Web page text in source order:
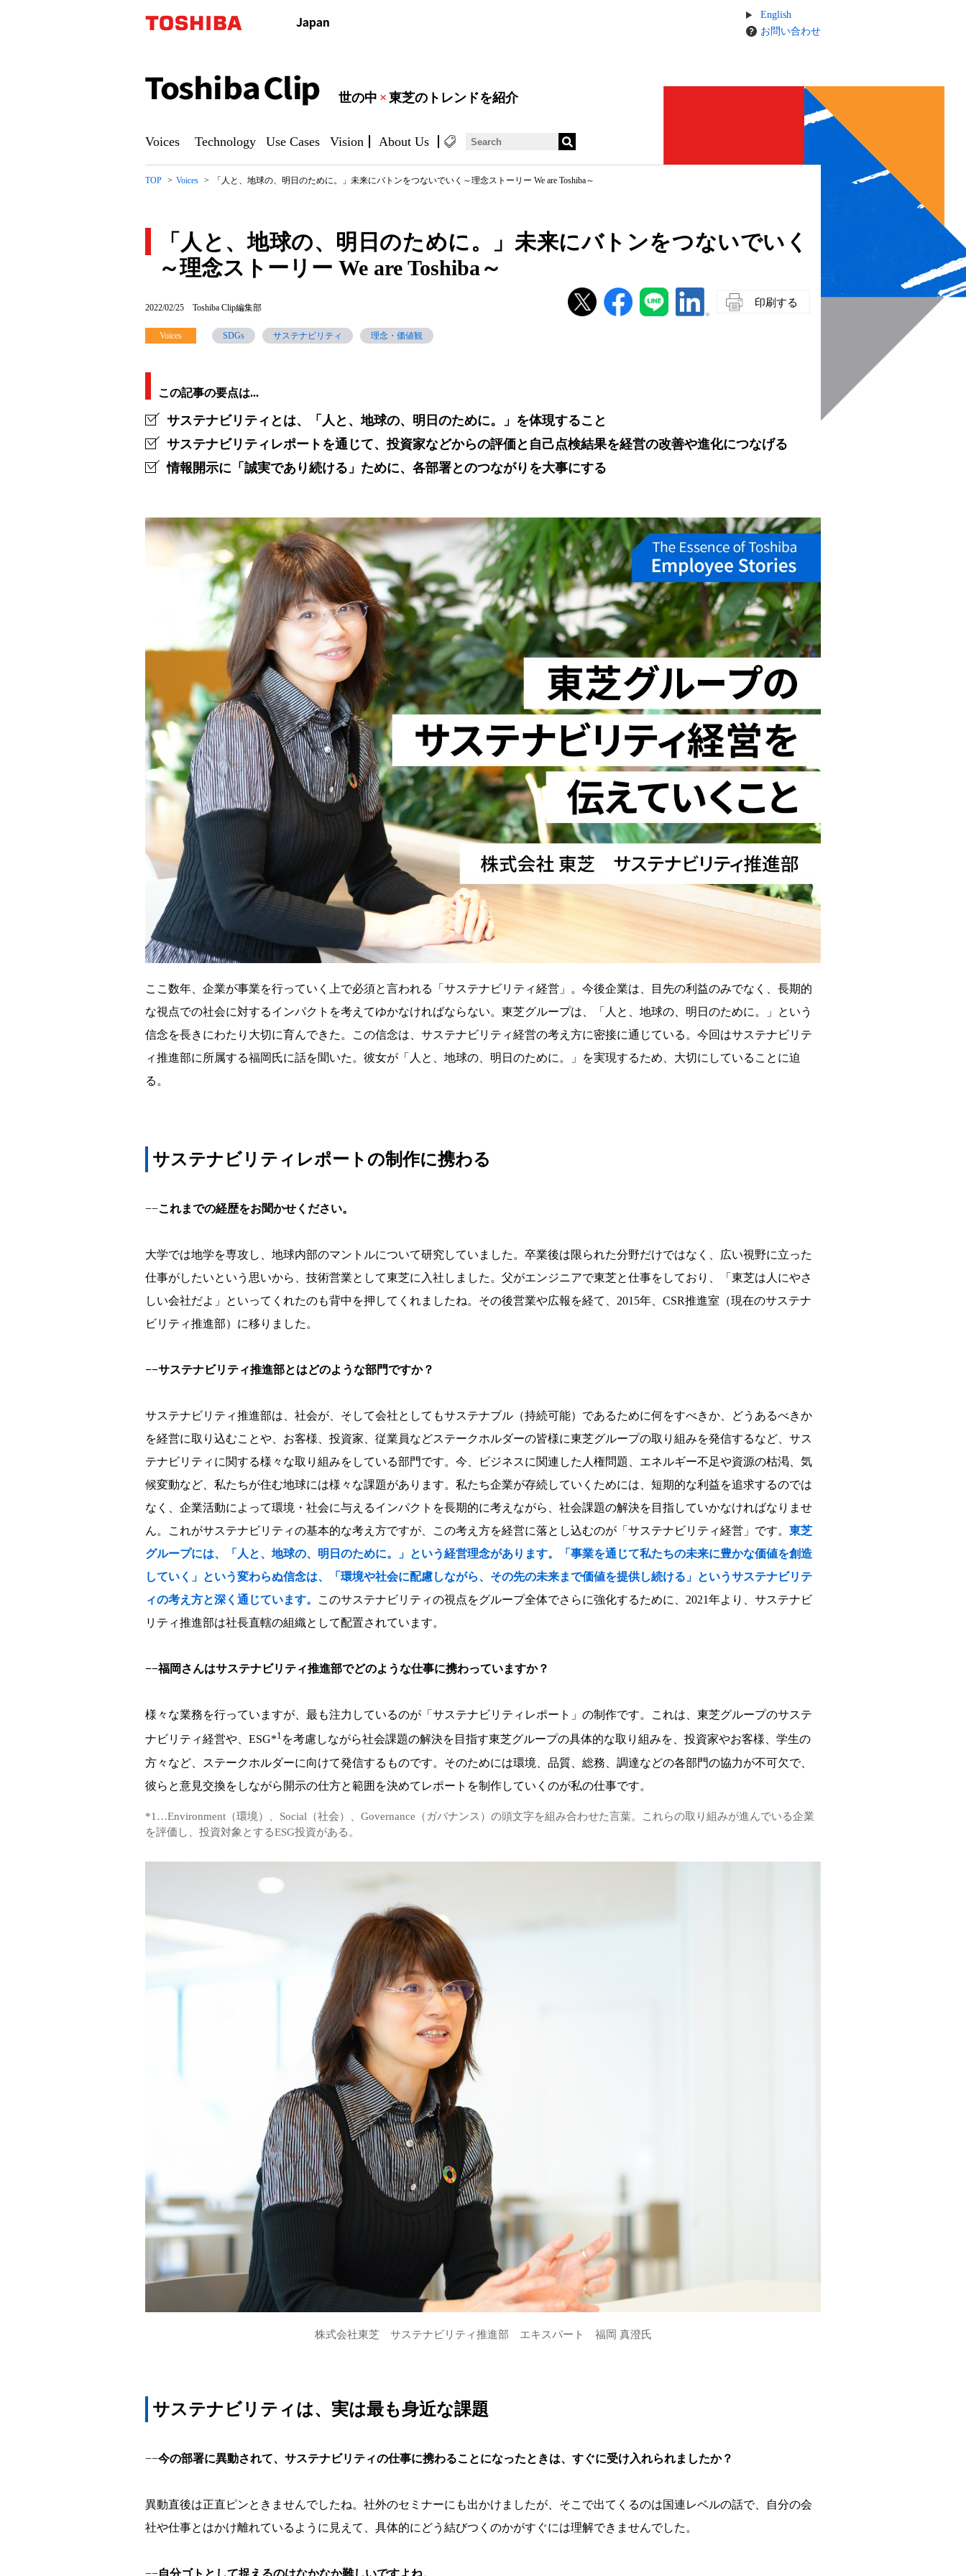
English
お問い合わせ
Toshiba
世の中 × 東芝のトレンドを紹介
Voices Technology Use Cases Vision About Us
TOP Voices 「人と、地球の、明日のために。」未来にバトンをつないでいく～理念ストーリー We are Toshiba～
「人と、地球の、明日のために。」未来にバトンをつないでいく
～理念ストーリー We are Toshiba～
と、
地
の、
明
日
の
め
に。」
バ
ン
を
つ
な
い
い
く
～
理
念
ス
ト
ー
リ
are
Toshiba
～
印刷する
2022/02/25 Toshiba Clip編集部
Voices SDGs サステナビリティ 理念・価値観
この記事の要点は...
サステナビリティとは、「人と、地球の、明日のために。」を体現すること
サステナビリティレポートを通じて、投資家などからの評価と自己点検結果を経営の改善や進化につなげる
情報開示に「誠実であり続ける」ために、各部署とのつながりを大事にする
ここ数年、企業が事業を行っていく上で必須と言われる「サステナビリティ経営」。今後企業は、目先の利益のみでなく、長期的
な視点での社会に対するインパクトを考えてゆかなければならない。東芝グループは、「人と、地球の、明日のために。」という
信念を長きにわたり大切に育んできた。この信念は、サステナビリティ経営の考え方に密接に通じている。今回はサステナビリテ
ィ推進部に所属する福岡氏に話を聞いた。彼女が「人と、地球の、明日のために。」を実現するため、大切にしていることに迫
る。
サステナビリティレポートの制作に携わる
−−これまでの経歴をお聞かせください。
大学では地学を専攻し、地球内部のマントルについて研究していました。卒業後は限られた分野だけではなく、広い視野に立った
仕事がしたいという思いから、技術営業として東芝に入社しました。父がエンジニアで東芝と仕事をしており、「東芝は人にやさ
しい会社だよ」といってくれたのも背中を押してくれましたね。その後営業や広報を経て、2015年、CSR推進室（現在のサステナ
ビリティ推進部）に移りました。
−−サステナビリティ推進部とはどのような部門ですか？
サステナビリティ推進部は、社会が、そして会社としてもサステナブル（持続可能）であるために何をすべきか、どうあるべきか
を経営に取り込むことや、お客様、投資家、従業員などステークホルダーの皆様に東芝グループの取り組みを発信するなど、サス
テナビリティに関する様々な取り組みをしている部門です。今、ビジネスに関連した人権問題、エネルギー不足や資源の枯渇、気
候変動など、私たちが住む地球には様々な課題があります。私たち企業が存続していくためには、短期的な利益を追求するのでは
なく、企業活動によって環境・社会に与えるインパクトを長期的に考えながら、社会課題の解決を目指していかなければなりませ
ん。これがサステナビリティの基本的な考え方ですが、この考え方を経営に落とし込むのが「サステナビリティ経営」です。 東芝
グループには、「人と、地球の、明日のために。」という経営理念があります。「事業を通じて私たちの未来に豊かな価値を創造
していく」という変わらぬ信念は、「環境や社会に配慮しながら、その先の未来まで価値を提供し続ける」というサステナビリテ
ィの考え方と深く通じています。
このサステナビリティの視点をグループ全体でさらに強化するために、2021年より、サステナビ
リティ推進部は社長直轄の組織として配置されています。
−−福岡さんはサステナビリティ推進部でどのような仕事に携わっていますか？
様々な業務を行っていますが、最も注力しているのが「サステナビリティレポート」の制作です。これは、東芝グループのサステ
ナビリティ経営や、ESG*1 を考慮しながら社会課題の解決を目指す東芝グループの具体的な取り組みを、投資家やお客様、学生の
方々など、ステークホルダーに向けて発信するものです。そのためには環境、品質、総務、調達などの各部門の協力が不可欠で、
彼らと意見交換をしながら開示の仕方と範囲を決めてレポートを制作していくのが私の仕事です。
*1…Environment（環境）、Social（社会）、Governance（ガバナンス）の頭文字を組み合わせた言葉。これらの取り組みが進んでいる企業
を評価し、投資対象とするESG投資がある。
株式会社東芝 サステナビリティ推進部 エキスパート 福岡 真澄氏
サステナビリティは、実は最も身近な課題
−−今の部署に異動されて、サステナビリティの仕事に携わることになったときは、すぐに受け入れられましたか？
異動直後は正直ピンときませんでしたね。社外のセミナーにも出かけましたが、そこで出てくるのは国連レベルの話で、自分の会
社や仕事とはかけ離れているように見えて、具体的にどう結びつくのかがすぐには理解できませんでした。
−−自分ゴトとして捉えるのはなかなか難しいですよね。